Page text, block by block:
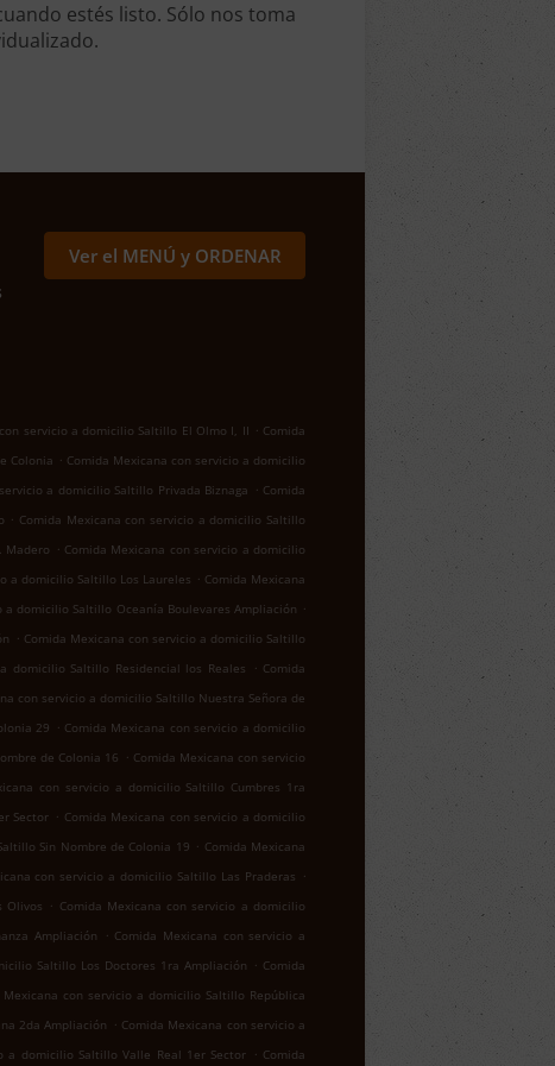
estés listo. Sólo nos toma
Ver el MENÚ y ORDENAR
servicio a domicilio Saltillo El Olmo I, II . Comida
Colonia . Comida Mexicana con servicio a domicilio
a domicilio Saltillo Privada Biznaga . Comida
. Comida Mexicana con servicio a domicilio Saltillo
Madero . Comida Mexicana con servicio a domicilio
a domicilio Saltillo Los Laureles . Comida Mexicana
a domicilio Saltillo Oceanía Boulevares Ampliación .
. Comida Mexicana con servicio a domicilio Saltillo
domicilio Saltillo Residencial los Reales . Comida
con servicio a domicilio Saltillo Nuestra Señora de
29 . Comida Mexicana con servicio a domicilio
de Colonia 16 . Comida Mexicana con servicio
con servicio a domicilio Saltillo Cumbres 1ra
Sector . Comida Mexicana con servicio a domicilio
Sin Nombre de Colonia 19 . Comida Mexicana
con servicio a domicilio Saltillo Las Praderas .
Olivos . Comida Mexicana con servicio a domicilio
Ampliación . Comida Mexicana con servicio a
Saltillo Los Doctores 1ra Ampliación . Comida
Mexicana con servicio a domicilio Saltillo República
2da Ampliación . Comida Mexicana con servicio a
a domicilio Saltillo Valle Real 1er Sector . Comida